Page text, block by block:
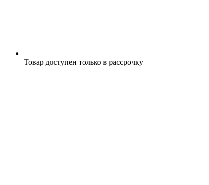
Товар доступен только в рассрочку